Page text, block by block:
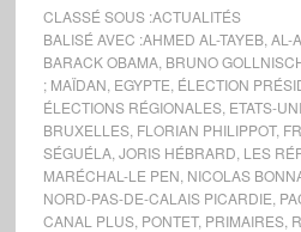
CLASSÉ SOUS :ACTUALITÉS
BALISÉ AVEC :AHMED AL-TAYEB, AL-
BARACK OBAMA, BRUNO
; MAÏDAN EGYPTE ÉLECTION
ÉLECTIONS RÉGIONALES, ETATS-
BRUXELLES, FLORIAN PHILIPPOT,
SÉGUÉLA, JORIS HÉBRARD LES
MARÉCHAL-LE PEN NICOLAS
NORD-PAS-DE-CALAIS PICARDIE
CANAL PLUS, PONTET, PRIMAIRES,